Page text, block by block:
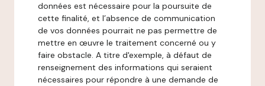
données est nécessaire pour la poursuite de
cette finalité, et l’absence de communication
de vos données pourrait ne pas permettre de
mettre en œuvre le traitement concerné ou y
faire obstacle. A titre d'exemple, à défaut de
renseignement des informations qui seraient
nécessaires pour répondre à une demande de